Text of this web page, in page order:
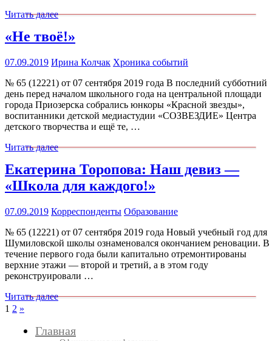
Читать далее
«Не твоё!»
07.09.2019 Ирина Колчак Хроника событий
№ 65 (12221) от 07 сентября 2019 года В последний субботний
день перед началом школьного года на центральной площади
города Приозерска собрались юнкоры «Красной звезды»,
воспитанники детской медиастудии «СОЗВЕЗДИЕ» Центра
детского творчества и ещё те, …
Читать далее
Екатерина Торопова: Наш девиз —
«Школа для каждого!»
07.09.2019 Корреспонденты Образование
№ 65 (12221) от 07 сентября 2019 года Новый учебный год для
Шумиловской школы ознаменовался окончанием реновации. В
течение первого года были капитально отремонтированы
верхние этажи — второй и третий, а в этом году
реконструировали …
Читать далее
Пагинация
записей
1 2 След.
»
Главная